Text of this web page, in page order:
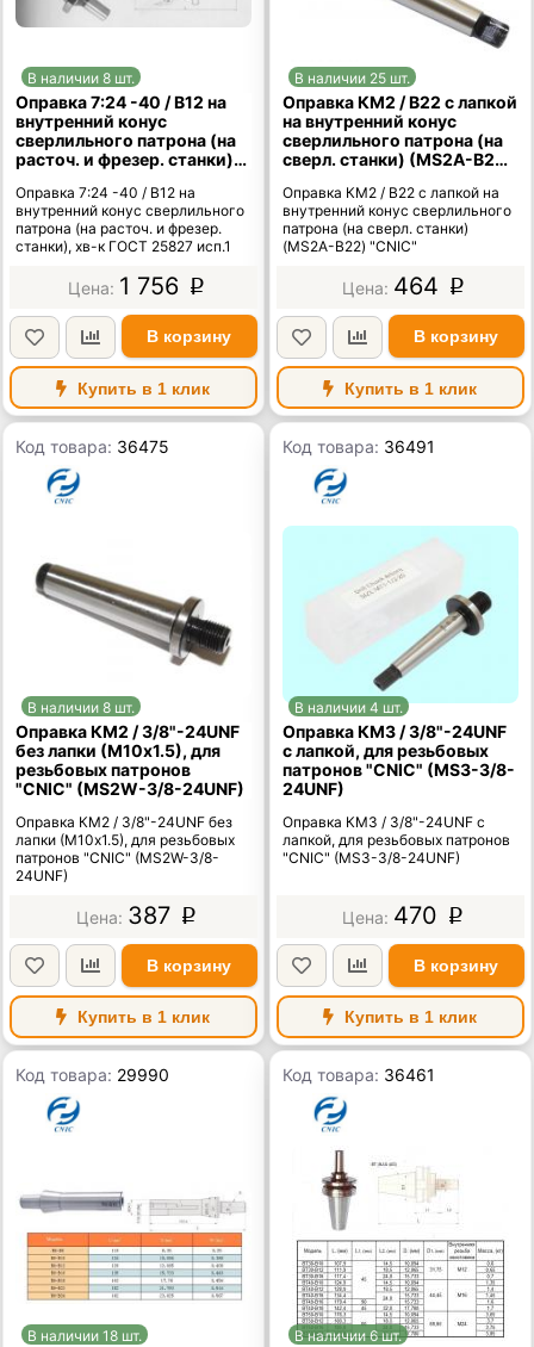
В наличии 8 шт.
Оправка 7:24 -40 / В12 на
внутренний конус
сверлильного патрона (на
расточ. и фрезер. станки),
Оправка 7:24 -40 / В12 на
внутренний конус сверлильного
патрона (на расточ. и фрезер.
станки), хв-к ГОСТ 25827 исп.1
1 756 p
В корзину
Купить в 1 клик
В наличии 25 шт.
Оправка КМ2 / В22 с лапкой
на внутренний конус
сверлильного патрона (на
сверл. станки) (MS2A-B22)
Оправка КМ2 / В22 с лапкой на
внутренний конус сверлильного
патрона (на сверл. станки)
(MS2A-B22) "CNIC"
464 p
В корзину
Купить в 1 клик
Код товара: 36475
В наличии 8 шт.
Оправка КМ2 / 3/8"-24UNF
без лапки (М10х1.5), для
резьбовых патронов
"CNIC" (MS2W-3/8-24UNF)
Оправка КМ2 / 3/8"-24UNF без
лапки (М10х1.5), для резьбовых
патронов "CNIC" (MS2W-3/8-
24UNF)
387 p
В корзину
Купить в 1 клик
Код товара: 36491
В наличии 4 шт.
Оправка КМ3 / 3/8"-24UNF
с лапкой, для резьбовых
патронов "CNIC" (MS3-3/8-
24UNF)
Оправка КМ3 / 3/8"-24UNF с
лапкой, для резьбовых патронов
"CNIC" (MS3-3/8-24UNF)
470 p
В корзину
Купить в 1 клик
Код товара: 29990
В наличии 18 шт.
Код товара: 36461
В наличии 6 шт.